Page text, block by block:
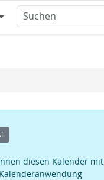
diesen Kalender mit